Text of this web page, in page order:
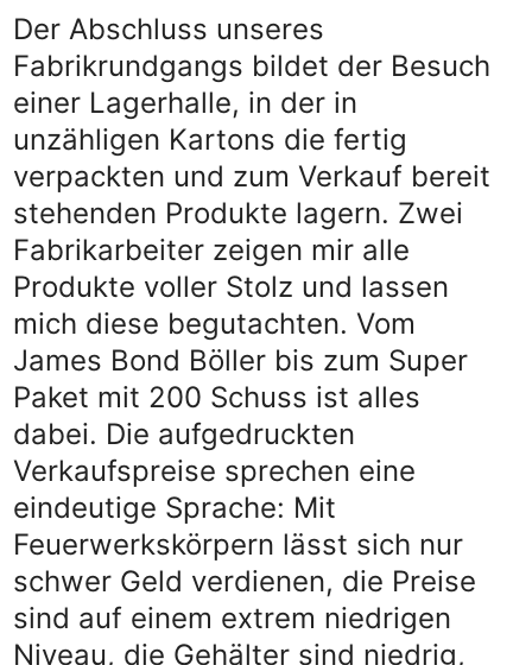
Der Abschluss unseres
Fabrikrundgangs bildet der Besuch
einer Lagerhalle, in der in
unzähligen Kartons die fertig
verpackten und zum Verkauf bereit
stehenden Produkte lagern. Zwei
Fabrikarbeiter zeigen mir alle
Produkte voller Stolz und lassen
mich diese begutachten. Vom
James Bond Böller bis zum Super
Paket mit 200 Schuss ist alles
dabei. Die aufgedruckten
Verkaufspreise sprechen eine
eindeutige Sprache: Mit
Feuerwerkskörpern lässt sich nur
schwer Geld verdienen, die Preise
sind auf einem extrem niedrigen
Niveau, die Gehälter sind niedrig,